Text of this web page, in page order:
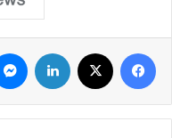
فيسبوك لينكدإن